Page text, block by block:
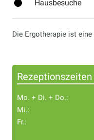
fiber_manual_record Hausbesuche
Die Ergotherapie ist
Rezeptionszeiten
Mo. + Di. + Do.:
Mi.:
Fr.: